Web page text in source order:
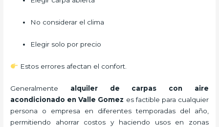
No considerar el clima
Elegir solo por precio
Estos errores afectan el confort.
Generalmente alquiler de carpas con aire
acondicionado en Valle Gomez es factible para cualquier
persona o empresa en diferentes temporadas del año,
permitiendo ahorrar costos y haciendo usos en zonas